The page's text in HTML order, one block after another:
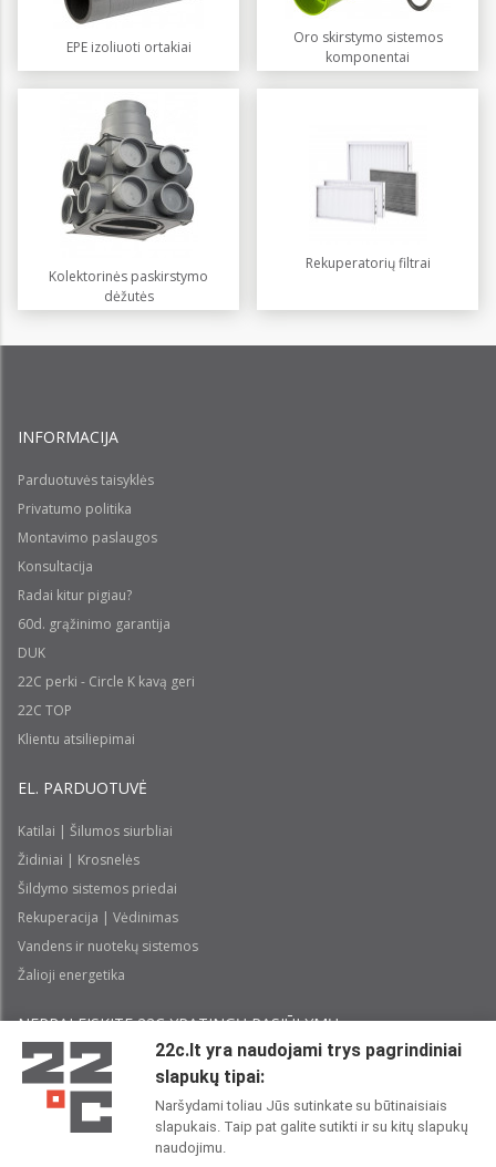
EPE izoliuoti ortakiai
Oro skirstymo sistemos
komponentai
Kolektorinės paskirstymo
dėžutės
Rekuperatorių filtrai
INFORMACIJA
Parduotuvės taisyklės
Privatumo politika
Montavimo paslaugos
Konsultacija
Radai kitur pigiau?
60d. grąžinimo garantija
DUK
22C perki - Circle K kavą geri
22C TOP
Klientu atsiliepimai
EL. PARDUOTUVĖ
Katilai | Šilumos siurbliai
Židiniai | Krosnelės
Šildymo sistemos priedai
Rekuperacija | Vėdinimas
Vandens ir nuotekų sistemos
Žalioji energetika
NEPRALEISKITE 22С YPATINGŲ PASIŪLYMŲ:
Perskaičiau ir sutinku su 22CPrivatumo politika
22c.lt yra naudojami trys pagrindiniai
slapukų tipai:
Naršydami toliau Jūs sutinkate su būtinaisiais
slapukais. Taip pat galite sutikti ir su kitų slapukų
naudojimu.